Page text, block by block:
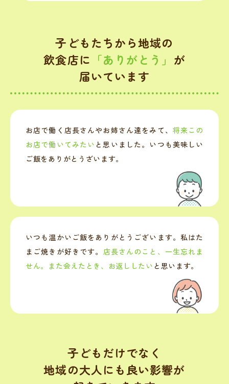
子どもたちから地域の
飲食店に 「ありがとう」 が
届いています
お店で働く店長さんやお姉さん達をみて、 将来この
お店で働いてみたい と思いました。いつも美味しい
ご飯をありがとうざいます。
いつも温かいご飯をありがとうございます。私はた
まご焼きが好きです。 店長さんのこと、一生忘れま
せん。また会えたとき、お返ししたい と思います。
子どもだけでなく
地域の大人にも良い影響が